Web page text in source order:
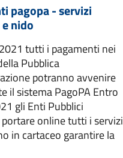
pagopa - servizi
nido
tutti i pagamenti nei
Pubblica
potranno avvenire
il sistema PagoPA Entro
gli Enti Pubblici
online tutti i servizi
in cartaceo garantire la